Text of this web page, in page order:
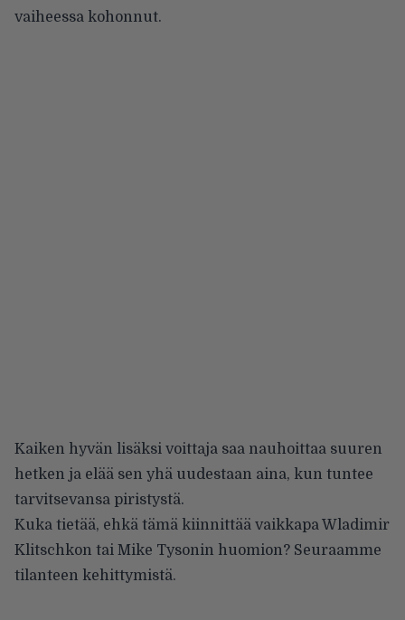
vaiheessa kohonnut.
Kaiken hyvän lisäksi voittaja saa nauhoittaa suuren
hetken ja elää sen yhä uudestaan aina, kun tuntee
tarvitsevansa piristystä.
Kuka tietää, ehkä tämä kiinnittää vaikkapa Wladimir
Klitschkon tai Mike Tysonin huomion? Seuraamme
tilanteen kehittymistä.